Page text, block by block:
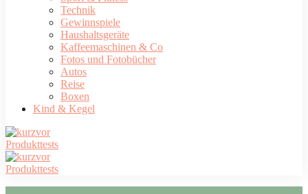
Technik
Gewinnspiele
Haushaltsgeräte
Kaffeemaschinen & Co
Fotos und Fotobücher
Autos
Reise
Boxen
Kind & Kegel